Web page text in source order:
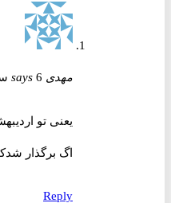
مهدی says 6 سال ago
یعنی تو
اگ برگذار شدکی
Reply